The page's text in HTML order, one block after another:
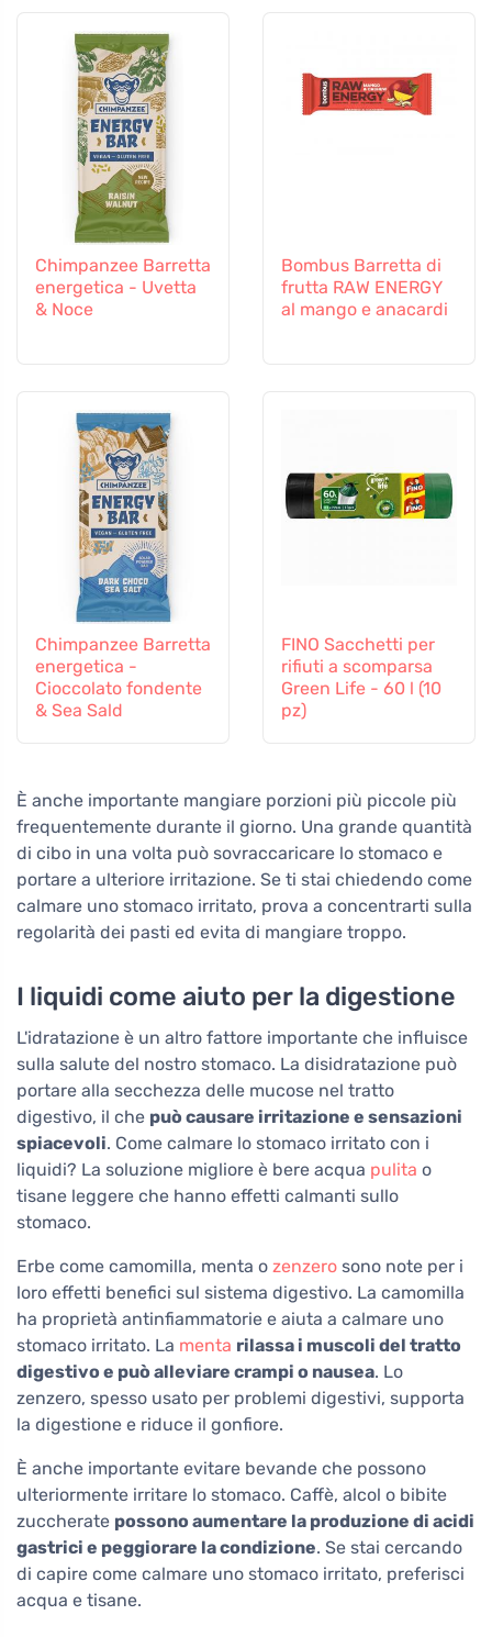
Chimpanzee Barretta
energetica - Uvetta
& Noce
Bombus Barretta di
frutta RAW ENERGY
al mango e anacardi
Chimpanzee Barretta
energetica -
Cioccolato fondente
& Sea Sald
FINO Sacchetti per
rifiuti a scomparsa
Green Life - 60 l (10
pz)
È anche importante mangiare porzioni più piccole più
frequentemente durante il giorno. Una grande quantità
di cibo in una volta può sovraccaricare lo stomaco e
portare a ulteriore irritazione. Se ti stai chiedendo come
calmare uno stomaco irritato, prova a concentrarti sulla
regolarità dei pasti ed evita di mangiare troppo.
I liquidi come aiuto per la digestione
L'idratazione è un altro fattore importante che influisce
sulla salute del nostro stomaco. La disidratazione può
portare alla secchezza delle mucose nel tratto
digestivo, il che può causare irritazione e sensazioni
spiacevoli. Come calmare lo stomaco irritato con i
liquidi? La soluzione migliore è bere acqua pulita o
tisane leggere che hanno effetti calmanti sullo
stomaco.
Erbe come camomilla, menta o zenzero sono note per i
loro effetti benefici sul sistema digestivo. La camomilla
ha proprietà antinfiammatorie e aiuta a calmare uno
stomaco irritato. La menta rilassa i muscoli del tratto
digestivo e può alleviare crampi o nausea. Lo
zenzero, spesso usato per problemi digestivi, supporta
la digestione e riduce il gonfiore.
È anche importante evitare bevande che possono
ulteriormente irritare lo stomaco. Caffè, alcol o bibite
zuccherate possono aumentare la produzione di acidi
gastrici e peggiorare la condizione. Se stai cercando
di capire come calmare uno stomaco irritato, preferisci
acqua e tisane.